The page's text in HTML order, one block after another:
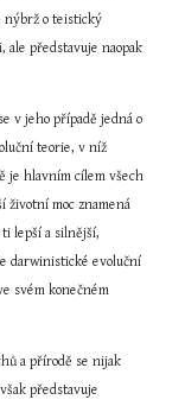
nýbrž o teistický
ale představuje naopak
v jeho případě jedná o
teorie, v níž
je hlavním cílem všech
životní moc znamená
ti lepší a silnější,
darwinistické evoluční
svém konečném
a přírodě se nijak
představuje